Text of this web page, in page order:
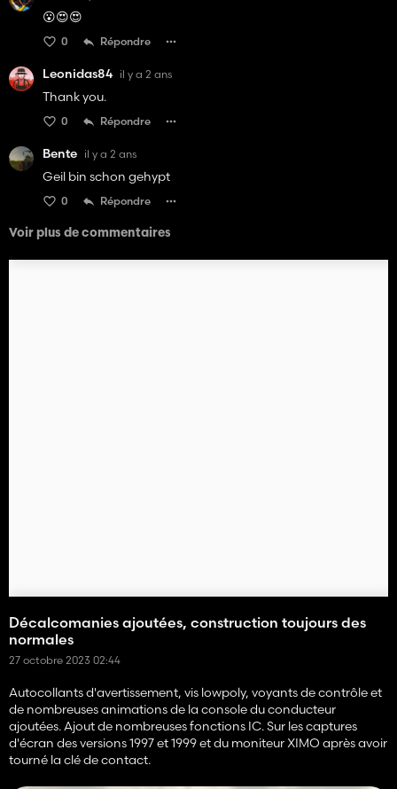
😮😍😍
0 Répondre
Leonidas84 il y a 2 ans
Thank you.
0 Répondre
Bente il y a 2 ans
Geil bin schon gehypt
0 Répondre
Voir plus de commentaires
Décalcomanies ajoutées, construction toujours des
normales
27 octobre 2023 02:44
Autocollants d'avertissement, vis lowpoly, voyants de contrôle et
de nombreuses animations de la console du conducteur
ajoutées. Ajout de nombreuses fonctions IC. Sur les captures
d'écran des versions 1997 et 1999 et du moniteur XIMO après avoir
tourné la clé de contact.